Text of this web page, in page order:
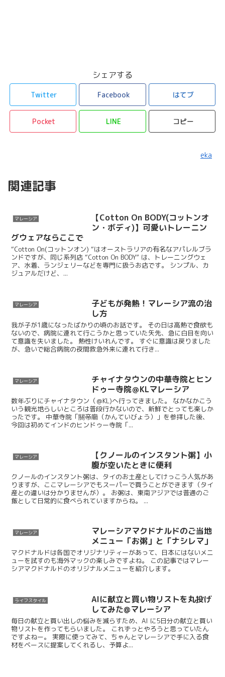
シェアする
Twitter Facebook はてブ
Pocket LINE コピー
eka
関連記事
マレーシア
【Cotton On BODY(コットンオ
ン・ボディ)】可愛いトレーニン
グウェアならここで
“Cotton On(コットンオン) “はオーストラリアの有名なアパレルブラ
ンドですが、同じ系列店 “Cotton On BODY” は、トレーニングウェ
ア、水着、ランジェリーなどを専門に扱うお店です。 シンプル、カ
ジュアルだけど、...
マレーシア
子どもが発熱！マレーシア流の治
し方
我が子が1歳になったばかりの頃のお話です。 その日は高熱で食欲も
ないので、病院に連れて行こうかと思っていた矢先、急に白目を向い
て意識を失いました。 熱性けいれんです。 すぐに意識は戻りました
が、急いで総合病院の夜間救急外来に連れて行き...
マレーシア
チャイナタウンの中華寺院とヒン
ドゥー寺院＠KLマレーシア
数年ぶりにチャイナタウン（＠KL)へ行ってきました。 なかなかこう
いう観光地らしいところは普段行かないので、新鮮でとっても楽しか
ったです。 中華寺院「關帝廟（かんていびょう）」を参拝した後、
今回は初めてインドのヒンドゥー寺院「...
マレーシア
【クノールのインスタント粥】小
腹が空いたときに便利
クノールのインスタント粥は、タイのお土産としてけっこう人気があ
りますが、ここマレーシアでもスーパーで買うことができます（タイ
産との違いは分かりませんが）。 お粥は、東南アジアでは普通のご
飯として日常的に食べられていますからね。 ...
マレーシア
マレーシアマクドナルドのご当地
メニュー「お粥」と「ナシレマ」
マクドナルドは各国でオリジナリティーがあって、日本にはないメニ
ューを試すのも海外マックの楽しみですよね。 この記事ではマレー
シアマクドナルドのオリジナルメニューを紹介します。
ライフスタイル
AIに献立と買い物リストを丸投げ
してみた@マレーシア
毎日の献立と買い出しの悩みを減らすため、AI に5日分の献立と買い
物リストを作ってもらいました。 これずっとやろうと思っていたん
ですよねー。 実際に使ってみて、ちゃんとマレーシアで手に入る食
材をベースに提案してくれるし、予算よ...